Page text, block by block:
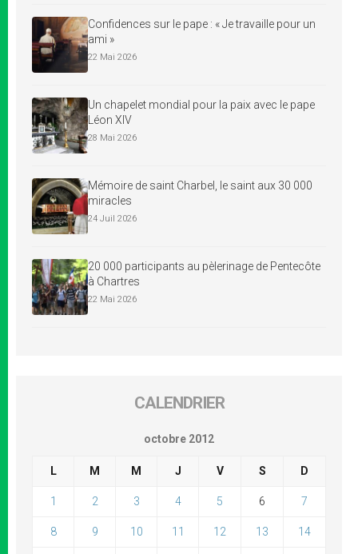
Confidences sur le pape : « Je travaille pour un
ami »
22 Mai 2026
Un chapelet mondial pour la paix avec le pape
Léon XIV
28 Mai 2026
Mémoire de saint Charbel, le saint aux 30 000
miracles
24 Juil 2026
20 000 participants au pèlerinage de Pentecôte
à Chartres
22 Mai 2026
CALENDRIER
octobre 2012
L M M J V S D
1 2 3 4 5 6 7
8 9 10 11 12 13 14